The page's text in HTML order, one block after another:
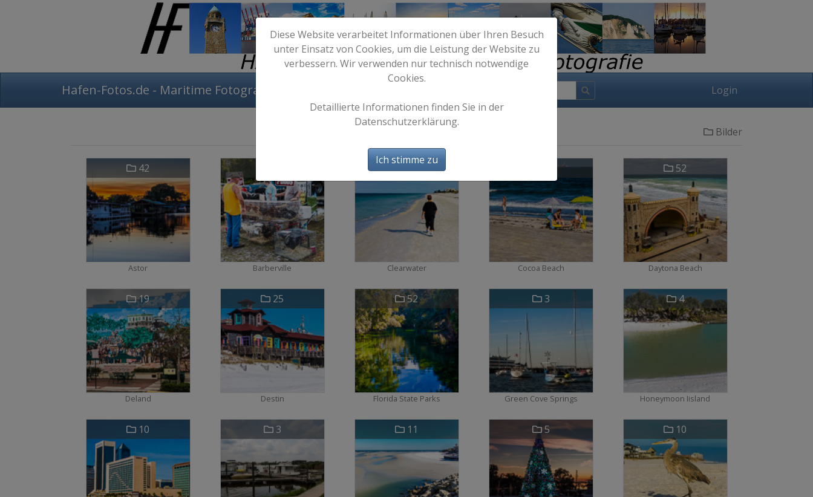
Hafen-Fotos.de - Maritime Fotografie Login
Bilder
Florida
42
Astor Barberville
14
Clearwater Cocoa Beach
52
Daytona Beach
19
Deland
25
Destin
52
Florida State Parks
3
Green Cove Springs
4
Honeymoon Iisland
10 3 11 5 10
Diese Website verarbeitet Informationen über Ihren Besuch
unter Einsatz von Cookies, um die Leistung der Website zu
verbessern. Wir verwenden nur technisch notwendige
Cookies.
Detaillierte Informationen finden Sie in der
Datenschutzerklärung.
Ich stimme zu